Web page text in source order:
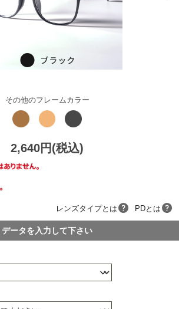
その他のフレームカラー
2,640円(税込)
レンズタイプとは PDとは
データを入力して下さい